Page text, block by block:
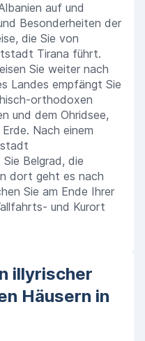
auf und
Besonderheiten der
die Sie von
Tirana führt.
Sie weiter nach
Landes empfängt Sie
orthodoxen
und dem Ohridsee,
Nach einem
Belgrad, die
dort geht es nach
Sie am Ende Ihrer
und Kurort
illyrischer
Häusern in